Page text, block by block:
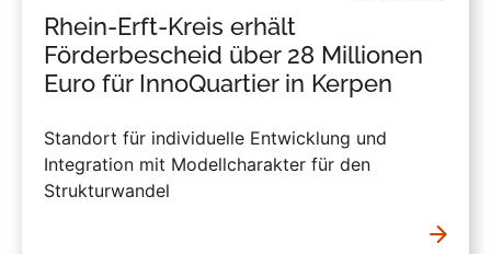
Rhein-Erft-Kreis erhält
Förderbescheid über 28 Millionen
Euro für InnoQuartier in Kerpen
Standort für individuelle Entwicklung und
Integration mit Modellcharakter für den
Strukturwandel